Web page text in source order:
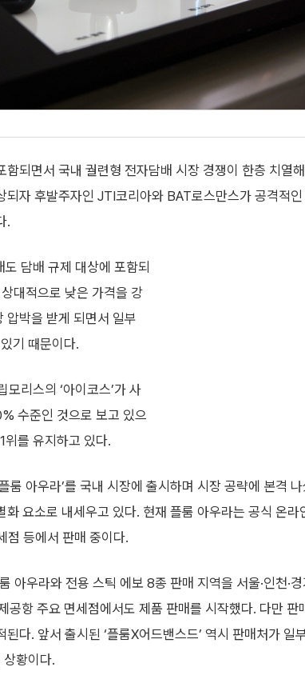
되면서 국내 궐련형 전자담배 시장 경쟁이 한층 치열
자 후발주자인 JTI코리아와 BAT로스만스가 공격적인
.
담배 규제 대상에 포함되
대적으로 낮은 가격을 강
압박을 받게 되면서 일부
기 때문이다.
모리스의 ‘아이코스’가 사
수준인 것으로 보고 있으
를 유지하고 있다.
아우라’를 국내 시장에 출시하며 시장 공략에 본격
요소로 내세우고 있다. 현재 플룸 아우라는 공식 온라
점 등에서 판매 중이다.
아우라와 전용 스틱 에보 8종 판매 지역을 서울·인천·
항 주요 면세점에서도 제품 판매를 시작했다. 다만 판
다. 앞서 출시된 ‘플룸X어드밴스드’ 역시 판매처가 일
황이다.